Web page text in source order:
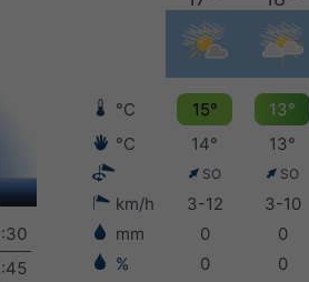
°C 15° 13°
°C
14° 13°
SO SO
km/h 3-12 3-10
mm
0 0
%
0 0